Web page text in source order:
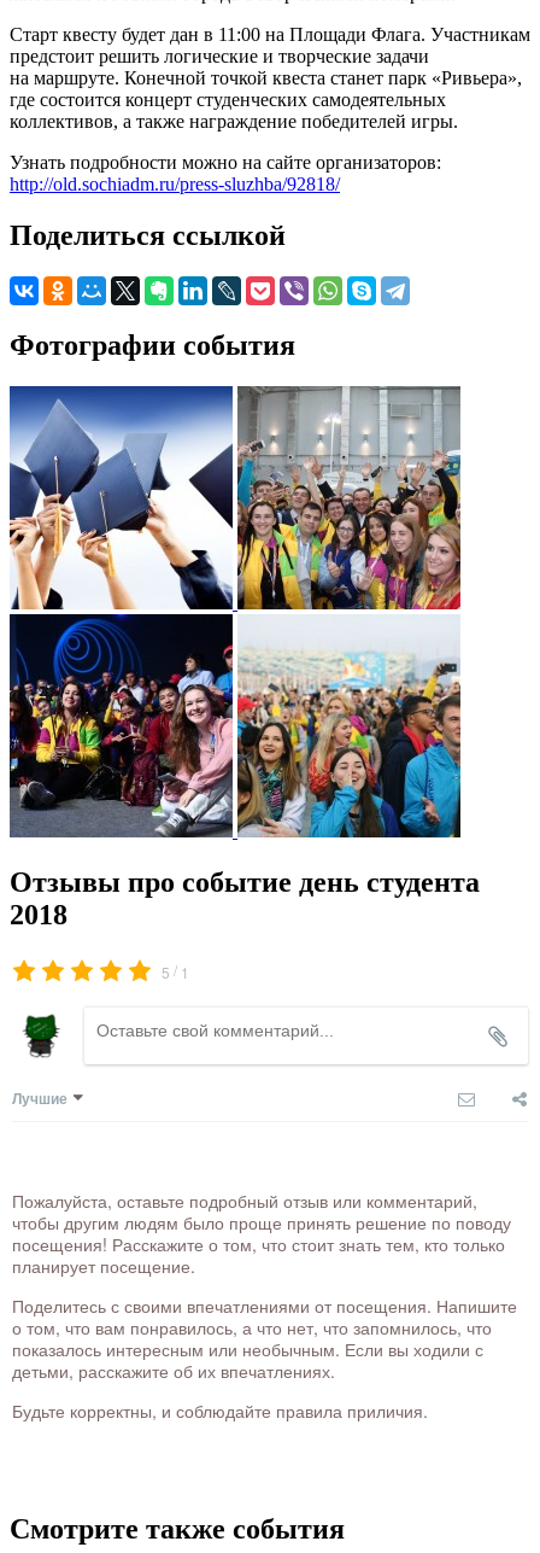
Старт квесту будет дан в 11:00 на Площади Флага. Участникам
предстоит решить логические и творческие задачи
на маршруте. Конечной точкой квеста станет парк «Ривьера»,
где состоится концерт студенческих самодеятельных
коллективов, а также награждение победителей игры.
Узнать подробности можно на сайте организаторов:
http://old.sochiadm.ru/press-sluzhba/92818/
Поделиться ссылкой
Фотографии события
Отзывы про событие день студента
2018
5 / 1
Лучшие
Пожалуйста, оставьте подробный отзыв или комментарий,
чтобы другим людям было проще принять решение по поводу
посещения! Расскажите о том, что стоит знать тем, кто только
планирует посещение.
Поделитесь с своими впечатлениями от посещения. Напишите
о том, что вам понравилось, а что нет, что запомнилось, что
показалось интересным или необычным. Если вы ходили с
детьми, расскажите об их впечатлениях.
Будьте корректны, и соблюдайте правила приличия.
Смотрите также события